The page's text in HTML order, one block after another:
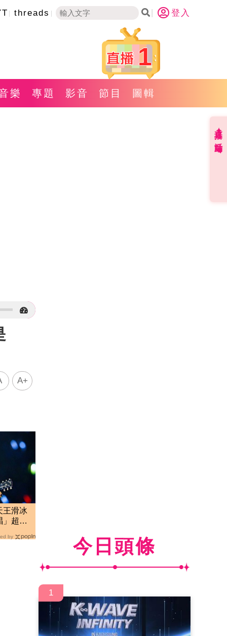
threads 登入
1
樂 專題 影音 節目 圖輯
A+
王滑冰
超敬
by 今日頭條
1
直播✦活動